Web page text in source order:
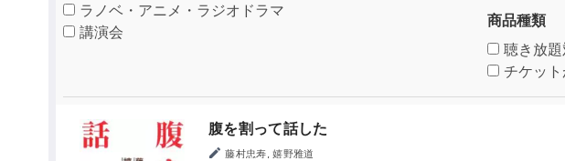
ラノベ・アニメ・ラジオドラマ
講演会
商品種類
聴き放
チケッ
腹を割って話した
藤村忠寿, 嬉野雅道